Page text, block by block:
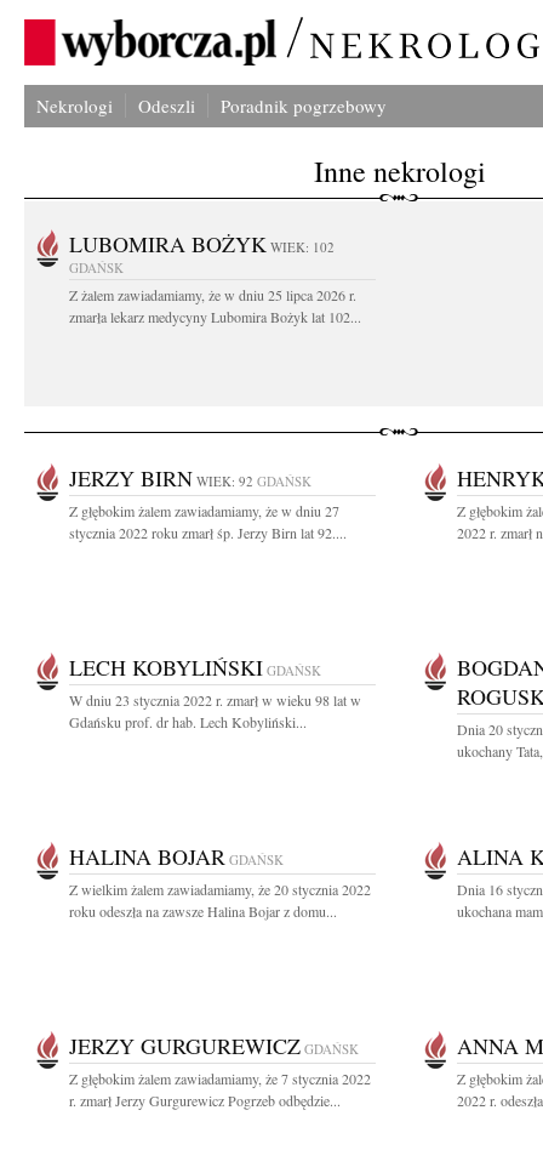
Nekrologi Odeszli Poradnik pogrzebowy
Inne nekrologi
LUBOMIRA BOŻYK WIEK: 102
GDAŃSK
Z żalem zawiadamiamy, że w dniu 25 lipca 2026 r.
zmarła lekarz medycyny Lubomira Bożyk lat 102...
JERZY BIRN WIEK: 92 GDAŃSK
Z głębokim żalem zawiadamiamy, że w dniu 27
stycznia 2022 roku zmarł śp. Jerzy Birn lat 92....
Z głębokim
2022 r. zmarł
LECH KOBYLIŃSKI GDAŃSK
W dniu 23 stycznia 2022 r. zmarł w wieku 98 lat w
Gdańsku prof. dr hab. Lech Kobyliński...
Dnia 20
ukochany
HALINA BOJAR GDAŃSK
Z wielkim żalem zawiadamiamy, że 20 stycznia 2022
roku odeszła na zawsze Halina Bojar z domu...
ALINA
Dnia 16
ukochana
JERZY GURGUREWICZ GDAŃSK
Z głębokim żalem zawiadamiamy, że 7 stycznia 2022
r. zmarł Jerzy Gurgurewicz Pogrzeb odbędzie...
ANNA
Z głębokim
2022 r.